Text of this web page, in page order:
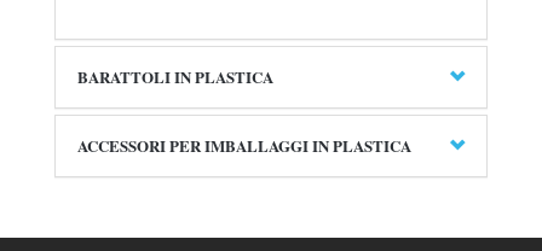
BARATTOLI IN PLASTICA
ACCESSORI PER IMBALLAGGI IN PLASTICA